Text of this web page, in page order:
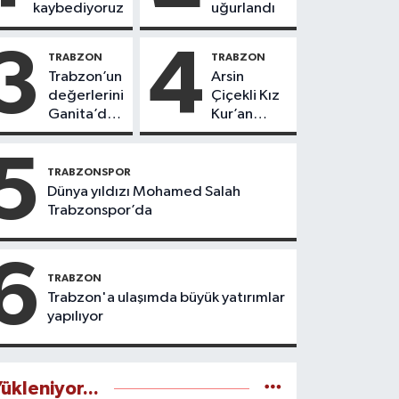
kaybediyoruz uğurlandı
TRABZON
Trabzon’un
değerlerini
Ganita’da
yaşatıyoruz
4 TRABZON
Arsin
Çiçekli Kız
Kur’an
Kursu’nda
TRABZONSPOR
Dünya yıldızı Mohamed Salah
Trabzonspor’da
TRABZON
Trabzon'a ulaşımda büyük yatırımlar
yapılıyor